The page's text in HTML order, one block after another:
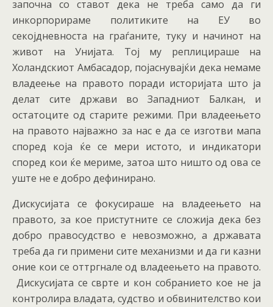
започна со ставот дека не треба само да ги
инкорпорираме политиките на ЕУ во
секојдневноста на граѓаните, туку и начинот на
живот на Унијата. Тој му реплицираше на
Холандскиот Амбасадор, појаснувајќи дека немаме
владеење на правото поради историјата што ја
делат сите држави во Западниот Балкан, и
остатоците од старите режими. При владеењето
на правото најважно за нас е да се изготви мапа
според која ќе се мери истото, и индикатори
според кои ќе мериме, затоа што ништо од ова се
уште не е добро дефинирано.
Дискусијата се фокусираше на владеењето на
правото, за кое пристутните се сложија дека без
добро правосудство е невозможно, а државата
треба да ги примени сите механизми и да ги казни
оние кои се оттргнале од владеењето на правото.
Дискусијата се сврте и кон собранието кое не ја
контролира владата, судство и обвинителство кои